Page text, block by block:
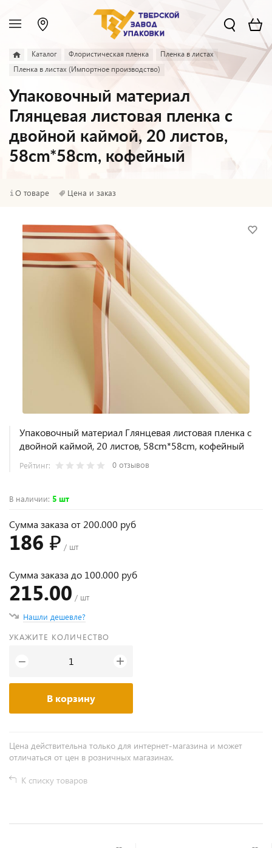
Каталог Флористическая пленка
Пленка в листах
Пленка в листах (Импортное производство)
Упаковочный материал
Глянцевая листовая пленка с
двойной каймой, 20 листов,
58cm*58cm, кофейный
О товаре Цена и заказ
Упаковочный материал Глянцевая листовая пленка с
двойной каймой, 20 листов, 58cm*58cm, кофейный
Рейтинг: 0 отзывов
В наличии: 5 шт
Сумма заказа от 200.000 руб
186 ₽ / шт
Сумма заказа до 100.000 руб
215.00 / шт
Нашли дешевле?
УКАЖИТЕ КОЛИЧЕСТВО
− +
В корзину
Цена действительна только для интернет-магазина и может
отличаться от цен в розничных магазинах.
К списку товаров